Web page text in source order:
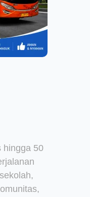
hingga 50